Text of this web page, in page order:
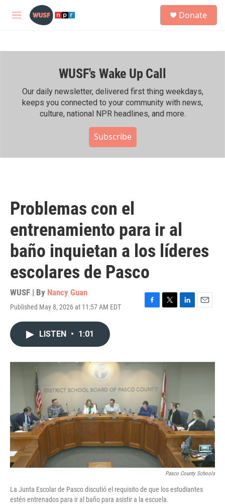
Skip to main content
M
h
Donate
WUSF's Wake Up Call
Our daily newsletter, delivered first thing weekdays,
keeps you connected to your community with news,
culture, national NPR headlines, and more.
Subscribe
Problemas con el
entrenamiento para ir al
baño inquietan a los líderes
escolares de Pasco
WUSF | By Nancy Guan
Published May 8, 2026 at 11:57 AM EDT
F
o
k
T
r
L
I
E
LISTEN • 1:01
Pasco County Schools
La Junta Escolar de Pasco discutió el requisito de que los estudiantes
estén entrenados para ir al baño para asistir a la escuela.